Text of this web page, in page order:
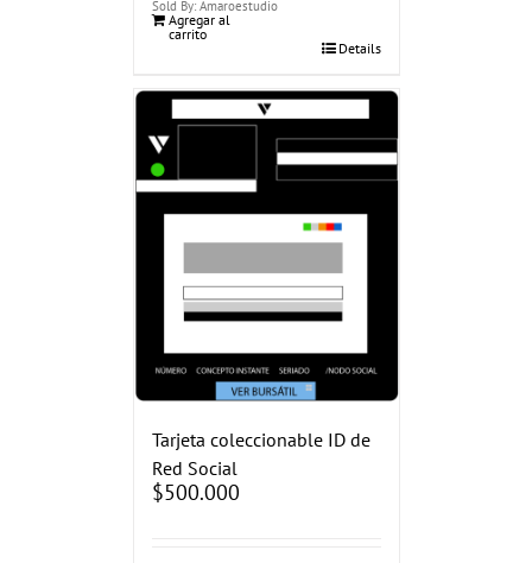
Sold By: Amaroestudio
Agregar al
carrito
Details
Tarjeta coleccionable ID de
Red Social
$500.000